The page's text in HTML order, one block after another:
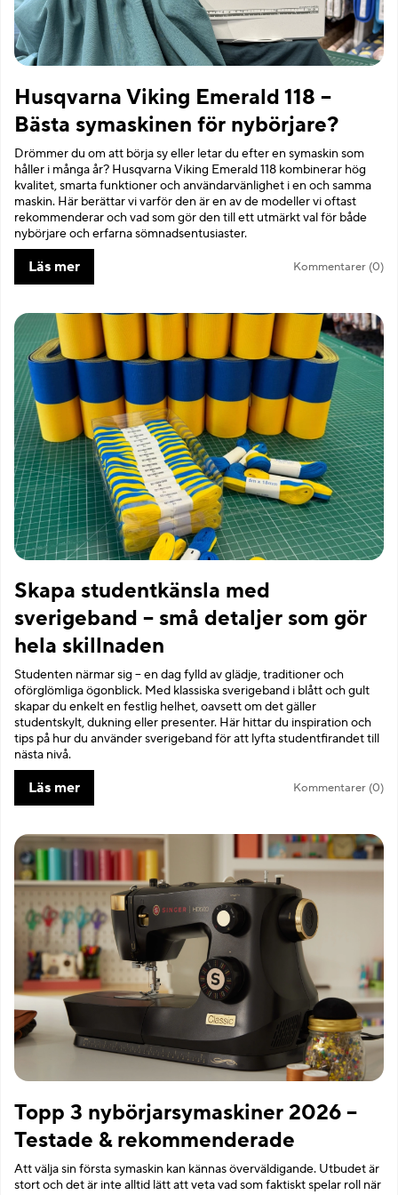
Husqvarna Viking Emerald 118 –
Bästa symaskinen för nybörjare?
Drömmer du om att börja sy eller letar du efter en symaskin som
håller i många år? Husqvarna Viking Emerald 118 kombinerar hög
kvalitet, smarta funktioner och användarvänlighet i en och samma
maskin. Här berättar vi varför den är en av de modeller vi oftast
rekommenderar och vad som gör den till ett utmärkt val för både
nybörjare och erfarna sömnadsentusiaster.
Läs mer Kommentarer (0)
Skapa studentkänsla med
sverigeband – små detaljer som gör
hela skillnaden
Studenten närmar sig – en dag fylld av glädje, traditioner och
oförglömliga ögonblick. Med klassiska sverigeband i blått och gult
skapar du enkelt en festlig helhet, oavsett om det gäller
studentskylt, dukning eller presenter. Här hittar du inspiration och
tips på hur du använder sverigeband för att lyfta studentfirandet till
nästa nivå.
Läs mer Kommentarer (0)
Topp 3 nybörjarsymaskiner 2026 –
Testade & rekommenderade
Att välja sin första symaskin kan kännas överväldigande. Utbudet är
stort och det är inte alltid lätt att veta vad som faktiskt spelar roll när